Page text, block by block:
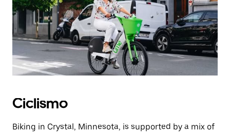
Ciclismo
Biking in Crystal, Minnesota, is supported by a mix of